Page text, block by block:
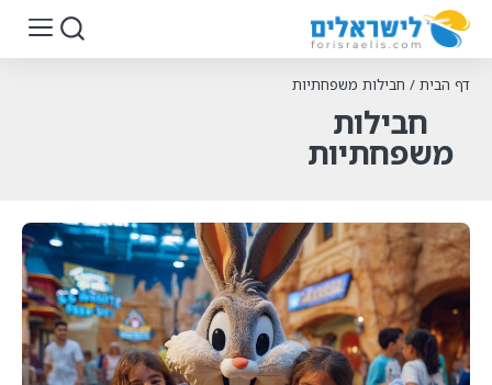
דף הבית / חבילות משפחתיות
חבילות
משפחתיות